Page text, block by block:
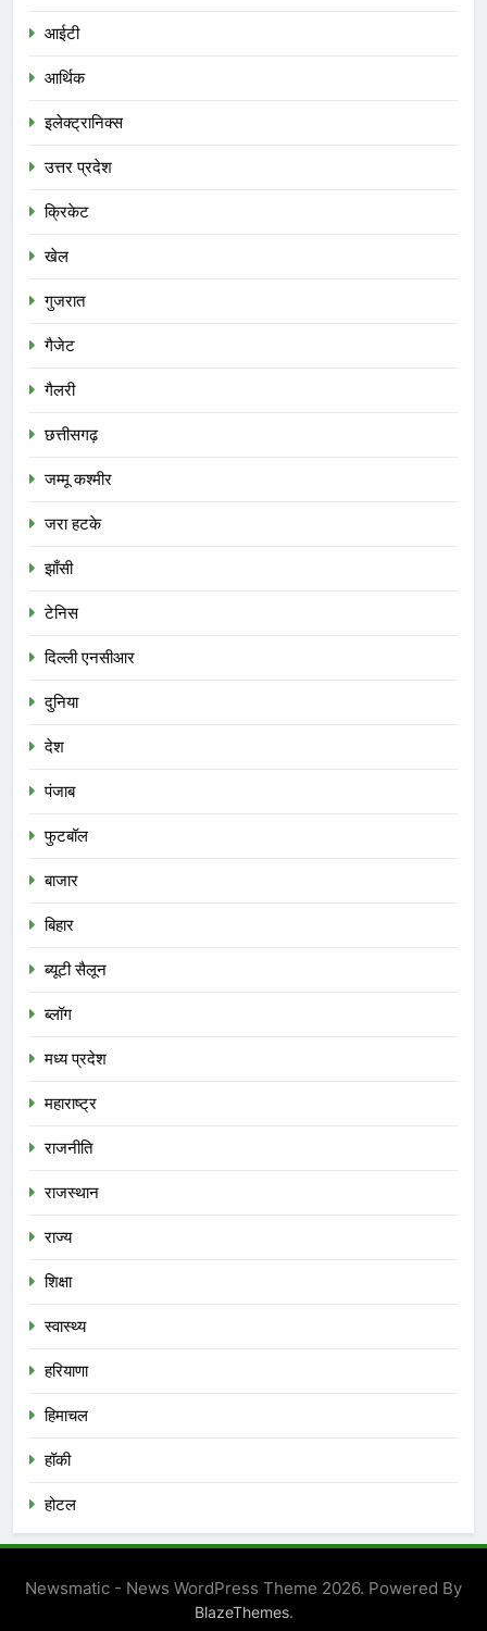
आईटी
आर्थिक
इलेक्ट्रानिक्स
उत्तर प्रदेश
क्रिकेट
खेल
गुजरात
गैजेट
गैलरी
छत्तीसगढ़
जम्मू कश्मीर
जरा हटके
झाँसी
टेनिस
दिल्ली एनसीआर
दुनिया
देश
पंजाब
फुटबॉल
बाजार
बिहार
ब्यूटी सैलून
ब्लॉग
मध्य प्रदेश
महाराष्ट्र
राजनीति
राजस्थान
राज्य
शिक्षा
स्वास्थ्य
हरियाणा
हिमाचल
हॉकी
होटल
Newsmatic - News WordPress Theme 2026. Powered By
BlazeThemes.